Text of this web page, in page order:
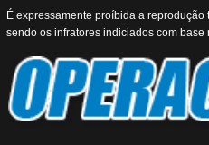
É expressamente proíbida a reprodução
sendo os infratores indiciados com base